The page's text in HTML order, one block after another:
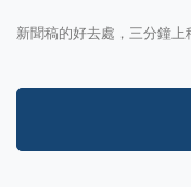
新聞稿的好去處，三分鐘上